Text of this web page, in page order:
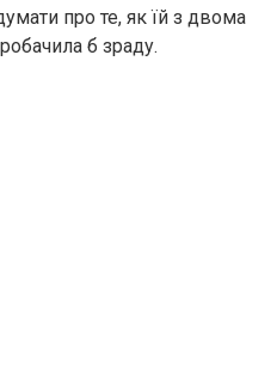
про те, як їй з двома
б зраду.